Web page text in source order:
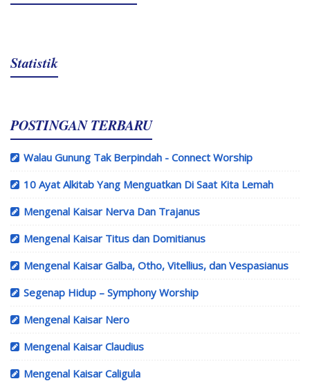
Statistik
POSTINGAN TERBARU
Walau Gunung Tak Berpindah - Connect Worship
10 Ayat Alkitab Yang Menguatkan Di Saat Kita Lemah
Mengenal Kaisar Nerva Dan Trajanus
Mengenal Kaisar Titus dan Domitianus
Mengenal Kaisar Galba, Otho, Vitellius, dan Vespasianus
Segenap Hidup – Symphony Worship
Mengenal Kaisar Nero
Mengenal Kaisar Claudius
Mengenal Kaisar Caligula